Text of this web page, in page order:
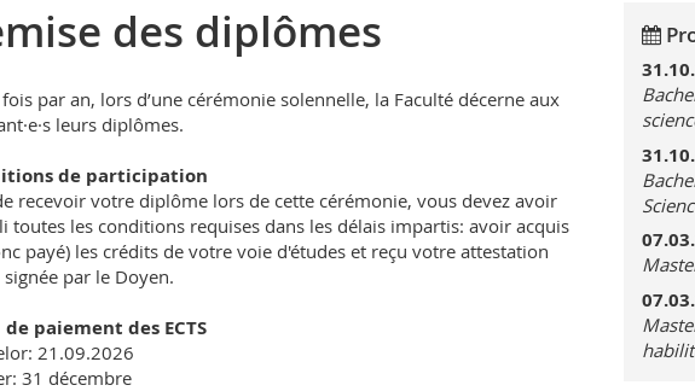
des diplômes
par an, lors d’une cérémonie solennelle, la Faculté décerne aux
leurs diplômes.
de participation
recevoir votre diplôme lors de cette cérémonie, vous devez avoir
toutes les conditions requises dans les délais impartis: avoir acquis
payé) les crédits de votre voie d'études et reçu votre attestation
par le Doyen.
paiement des ECTS
21.09.2026
31 décembre